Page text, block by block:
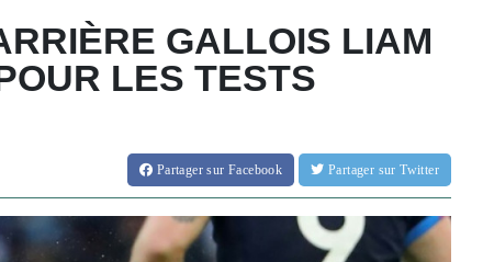
GALLOIS LIAM
LES TESTS
Partagersur Facebook Partager sur Twitter